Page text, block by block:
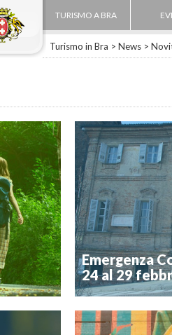
TURISMO A BRA
Turismo in Bra > News >
Emergenza
24 al 29